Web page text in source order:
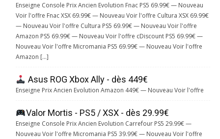
Enseigne Console Prix Ancien Evolution Fnac PS5 69.99€ — Nouveau
Voir l'offre Fnac XSX 69.99€ — Nouveau Voir l'offre Cultura XSX 69.99€
— Nouveau Voir l'offre Cultura PS5 69.99€ — Nouveau Voir l'offre
Amazon PS5 69.99€ — Nouveau Voir l'offre cDiscount PS5 69.99€ —
Nouveau Voir l'offre Micromania PS5 69.99€ — Nouveau Voir l'offre
Amazon […]
Asus ROG Xbox Ally - dès 449€
Enseigne Prix Ancien Evolution Amazon 449€ — Nouveau Voir l'offre
Valor Mortis - PS5 / XSX - dès 29.99€
Enseigne Console Prix Ancien Evolution Carrefour PS5 29.99€ —
Nouveau Voir l'offre Micromania PS5 39.99€ — Nouveau Voir l'offre